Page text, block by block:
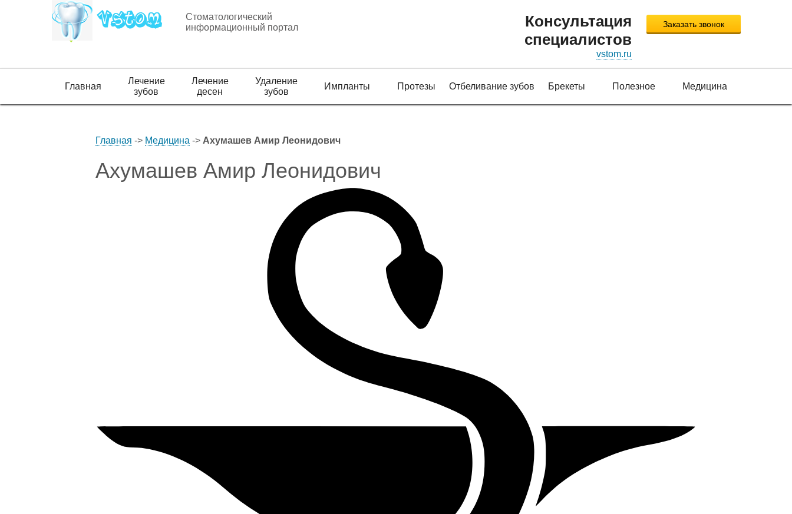
Стоматологический
информационный портал
Консультация
специалистов
vstom.ru
Заказать звонок
Главная
Лечение
зубов
Лечение
десен
Удаление
зубов
Импланты Протезы Отбеливание зубов Брекеты Полезное Медицина
Главная -> Медицина -> Ахумашев Амир Леонидович
Ахумашев Амир Леонидович